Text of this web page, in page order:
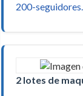
200-
2 lotes de